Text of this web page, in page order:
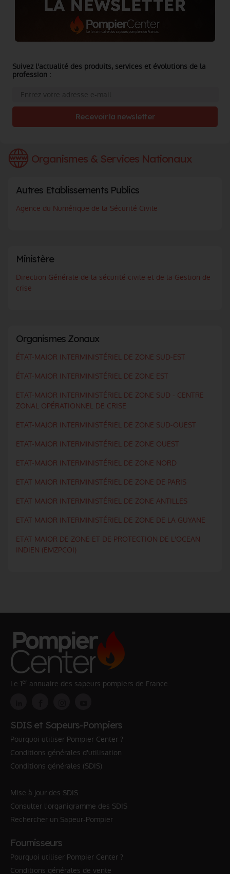
Organismes & Services Nationaux
Autres Etablissements Publics
Agence du Numérique de la Sécurité Civile
Ministère
Direction Générale de la sécurité civile et de la Gestion de
crise
Organismes Zonaux
ÉTAT-MAJOR INTERMINISTÉRIEL DE ZONE SUD-EST
ÉTAT-MAJOR INTERMINISTÉRIEL DE ZONE EST
ETAT-MAJOR INTERMINISTÉRIEL DE ZONE SUD - CENTRE
ZONAL OPÉRATIONNEL DE CRISE
ETAT-MAJOR INTERMINISTÉRIEL DE ZONE SUD-OUEST
ETAT-MAJOR INTERMINISTÉRIEL DE ZONE OUEST
ETAT-MAJOR INTERMINISTÉRIEL DE ZONE NORD
ETAT MAJOR INTERMINISTÉRIEL DE ZONE DE PARIS
ETAT MAJOR INTERMINISTÉRIEL DE ZONE ANTILLES
ETAT MAJOR INTERMINISTÉRIEL DE ZONE DE LA GUYANE
ETAT MAJOR DE ZONE ET DE PROTECTION DE L'OCEAN
INDIEN (EMZPCOI)
Suivez l'actualité des produits, services et évolutions de la
profession :
Recevoir la newsletter
Le 1er annuaire des sapeurs pompiers de France.
SDIS et Sapeurs-Pompiers
Pourquoi utiliser Pompier Center ?
Conditions générales d'utilisation
Conditions générales (SDIS)
Mise à jour des SDIS
Consulter l'organigramme des SDIS
Rechercher un Sapeur-Pompier
Fournisseurs
Pourquoi utiliser Pompier Center ?
Conditions générales de vente